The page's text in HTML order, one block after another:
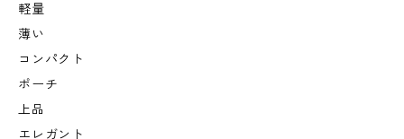
軽量
薄い
コンパクト
ポーチ
上品
エレガント